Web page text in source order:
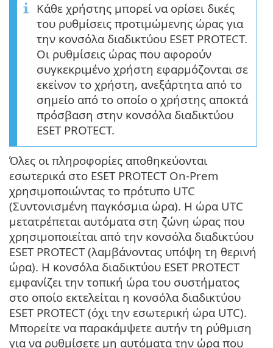
Κάθε χρήστης μπορεί να ορίσει δικές
του ρυθμίσεις προτιμώμενης ώρας για
την κονσόλα διαδικτύου ESET PROTECT.
Οι ρυθμίσεις ώρας που αφορούν
συγκεκριμένο χρήστη εφαρμόζονται σε
εκείνον το χρήστη, ανεξάρτητα από το
σημείο από το οποίο ο χρήστης αποκτά
πρόσβαση στην κονσόλα διαδικτύου
ESET PROTECT.
Όλες οι πληροφορίες αποθηκεύονται
εσωτερικά στο ESET PROTECT On-Prem
χρησιμοποιώντας το πρότυπο UTC
(Συντονισμένη παγκόσμια ώρα). Η ώρα UTC
μετατρέπεται αυτόματα στη ζώνη ώρας που
χρησιμοποιείται από την κονσόλα διαδικτύου
ESET PROTECT (λαμβάνοντας υπόψη τη θερινή
ώρα). Η κονσόλα διαδικτύου ESET PROTECT
εμφανίζει την τοπική ώρα του συστήματος
στο οποίο εκτελείται η κονσόλα διαδικτύου
ESET PROTECT (όχι την εσωτερική ώρα UTC).
Μπορείτε να παρακάμψετε αυτήν τη ρύθμιση
για να ρυθμίσετε μη αυτόματα την ώρα που